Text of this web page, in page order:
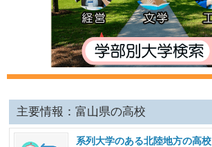
主要情報：富山県の高校
系列大学のある北陸地方の高校